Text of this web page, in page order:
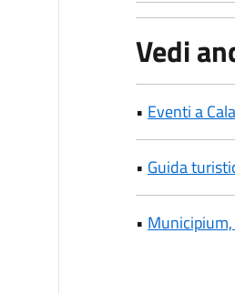
Vedi
• Eventi a
• Guida
•